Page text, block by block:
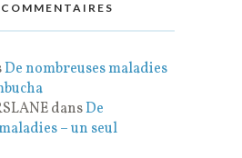
De nombreuses maladies
dansDe
– un seul